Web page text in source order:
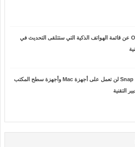
تكشف شركة Oppo عن قائمة الهواتف الذكية التي ستتلقى التحديث في
مرشحات Snap Camera لن تعمل على أجهزة Mac وأجهزة سطح المكتب